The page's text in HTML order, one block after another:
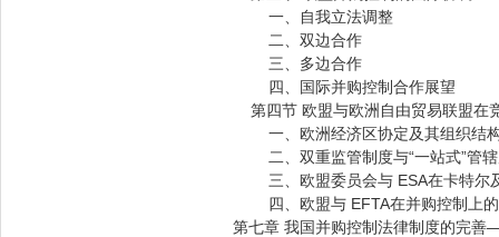
一、自我立法调整
二、双边合作
三、多边合作
四、国际并购控制合作展望
第四节 欧盟与欧洲自由贸易联盟在
一、欧洲经济区协定及其组织结
二、双重监管制度与“一站式”管辖
三、欧盟委员会与 ESA在卡特尔
四、欧盟与 EFTA在并购控制上的
第七章 我国并购控制法律制度的完